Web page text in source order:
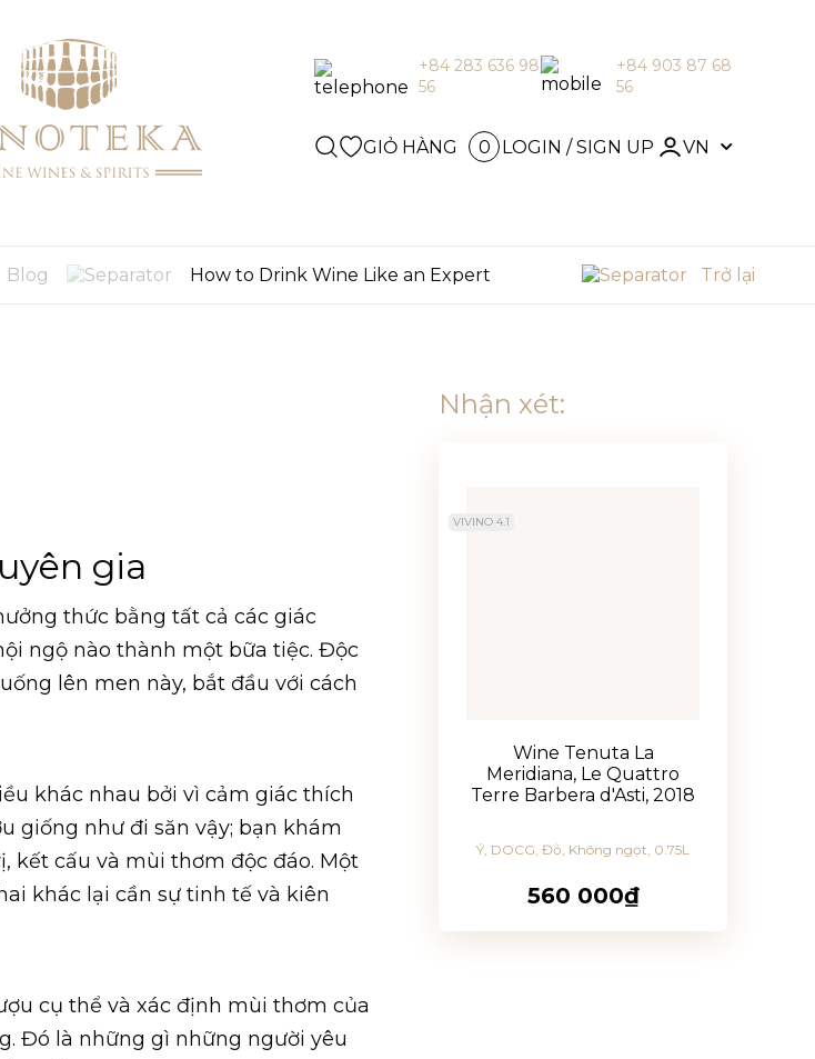
LOGIN / SIGN
+84 283 636 98
56
+84 903 87 68
56
GIỎ HÀNG 0 LOGIN / SIGN UP VN
Blog How to Drink Wine Like an Expert Trở lại
gia
thức bằng tất cả các giác
ngộ nào thành một bữa tiệc. Độc
lên men này, bắt đầu với cách
khác nhau bởi vì cảm giác thích
giống như đi săn vậy; bạn khám
kết cấu và mùi thơm độc đáo. Một
khác lại cần sự tinh tế và kiên
cụ thể và xác định mùi thơm của
Đó là những gì những người yêu
Nhận xét:
VIVINO 4.1
Wine Tenuta La
Meridiana, Le Quattro
Terre Barbera d'Asti, 2018
Ý, DOCG, Đỏ, Không ngọt, 0.75L
560 000₫